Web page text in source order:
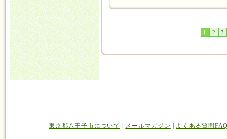
1 2 3
東京都八王子市について メールマガジン よくある質問